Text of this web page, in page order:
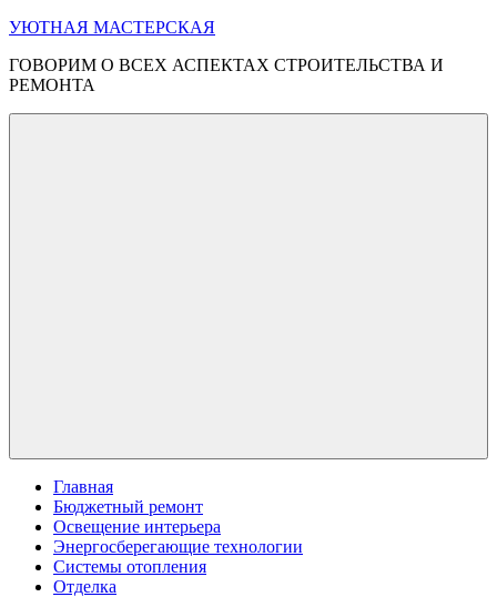
Перейти
содержимому
УЮТНАЯ МАСТЕРСКАЯ
ГОВОРИМ О ВСЕХ АСПЕКТАХ СТРОИТЕЛЬСТВА И
РЕМОНТА
Главная
Бюджетный ремонт
Освещение интерьера
Энергосберегающие технологии
Системы отопления
Отделка